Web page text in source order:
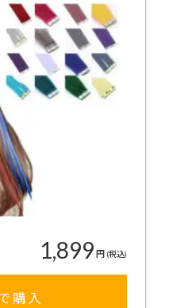
1,899円 (税込)
購入